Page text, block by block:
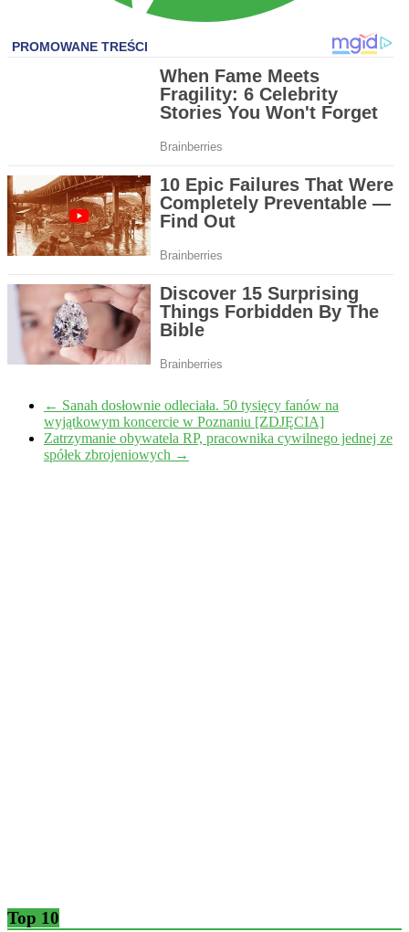
← Sanah dosłownie odleciała. 50 tysięcy fanów na
wyjątkowym koncercie w Poznaniu [ZDJĘCIA]
Zatrzymanie obywatela RP, pracownika cywilnego jednej ze
spółek zbrojeniowych →
Top 10